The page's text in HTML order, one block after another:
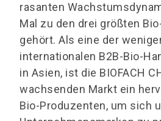
rasanten
Mal zu den drei größten
gehört. Als eine der
internationalen B2B-Bio-
in Asien, ist die BIOFACH
wachsenden Markt ein
Bio-Produzenten, um sich